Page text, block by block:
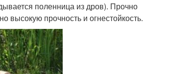
поленница из дров). Прочно
высокую прочность и огнестойкость.